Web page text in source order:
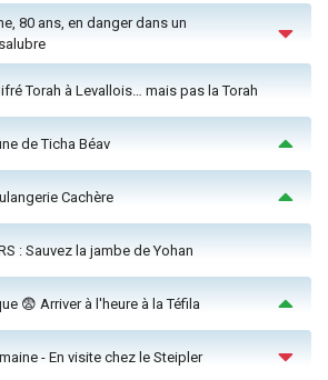
80 ans, en danger dans un
Torah à Levallois… mais pas la Torah
de Ticha Béav
Cachère
: Sauvez la jambe de Yohan
😨 Arriver à l'heure à la Téfila
- En visite chez le Steipler